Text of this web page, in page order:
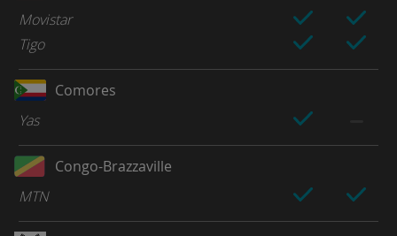
Movistar
Tigo
Comores
Yas
Congo-Brazzaville
MTN